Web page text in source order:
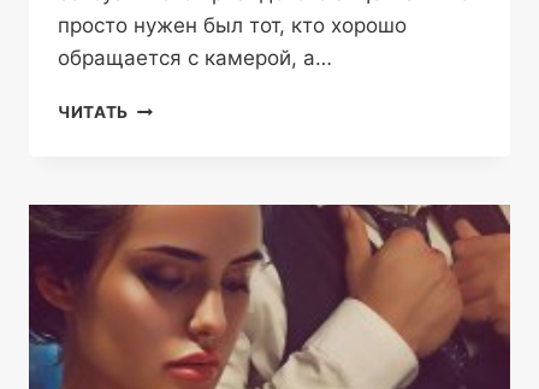
просто нужен был тот, кто хорошо
обращается с камерой, а…
ЧИТАТЬ МОЯ
—
ДАРЬЯ
СОРОКИНА